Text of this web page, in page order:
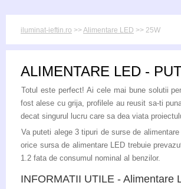
iluminat-ieftin.ro >>Alimentare LED >> 25W
ALIMENTARE LED -
Totul este perfect! Ai cele mai bune solutii
fost alese cu grija, profilele au reusit sa-ti
decat singurul lucru care sa dea viata
Va puteti alege 3 tipuri de surse de
orice sursa de alimentare LED trebuie
1.2 fata de consumul nominal al benzilor.
INFORMATII UTILE - Alimentare